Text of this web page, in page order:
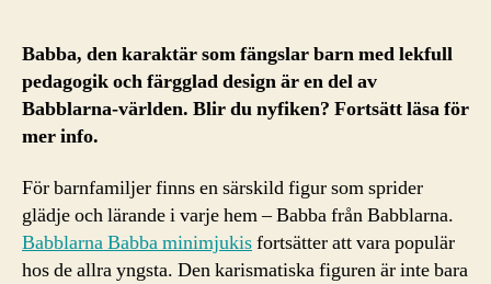
Babba, den karaktär som fängslar barn med lekfull
pedagogik och färgglad design är en del av
Babblarna-världen. Blir du nyfiken? Fortsätt läsa för
mer info.
För barnfamiljer finns en särskild figur som sprider
glädje och lärande i varje hem – Babba från Babblarna.
Babblarna Babba minimjukisfortsätter att vara populär
hos de allra yngsta. Den karismatiska figuren är inte bara